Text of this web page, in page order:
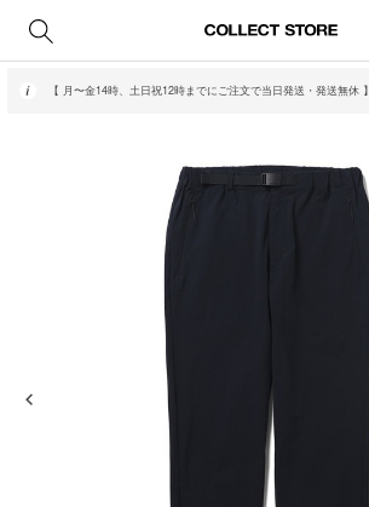
【 月〜金14時、土日祝12時までにご注文で当日発送・発送無休 】